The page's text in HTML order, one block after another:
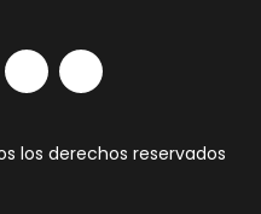
los derechos reservados